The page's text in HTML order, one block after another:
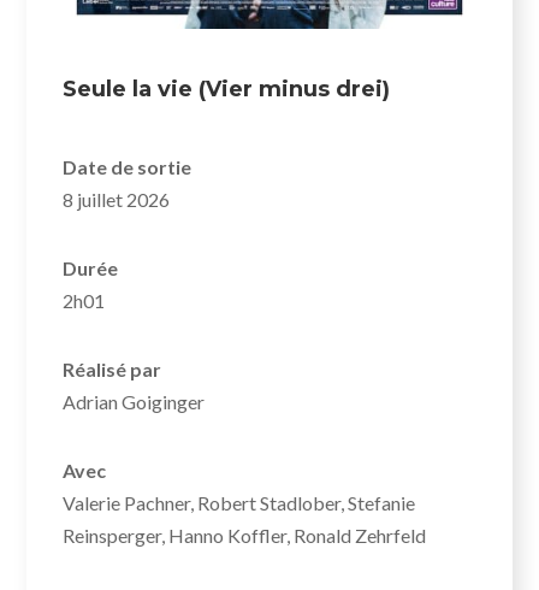
Seule la vie (Vier minus drei)
Date de sortie
8 juillet 2026
Durée
2h01
Réalisé par
Adrian Goiginger
Avec
Valerie Pachner, Robert Stadlober, Stefanie
Reinsperger, Hanno Koffler, Ronald Zehrfeld